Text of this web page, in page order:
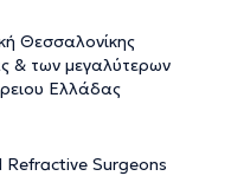
Θεσσαλονίκης
& των μεγαλύτερων
Ελλάδας
Surgeons